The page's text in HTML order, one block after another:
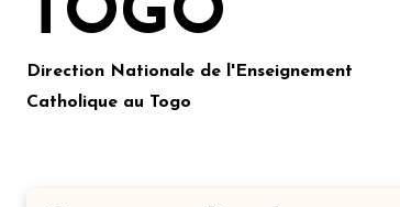
TOGO
Direction Nationale de l'Enseignement
Catholique au Togo